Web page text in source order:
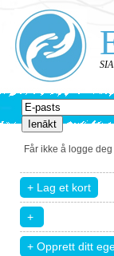
Får ikke å logge